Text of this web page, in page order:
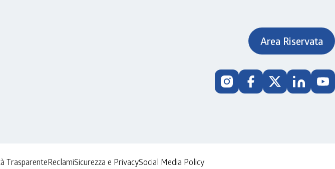
Area Riservata
TrasparenteReclamiSicurezza e PrivacySocial Media Policy